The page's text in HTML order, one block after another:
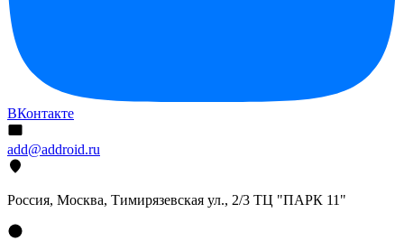
ВКонтакте
add@addroid.ru
Россия, Москва, Тимирязевская ул., 2/3 ТЦ "ПАРК 11"